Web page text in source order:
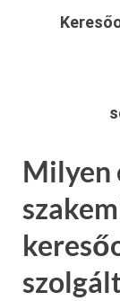
Milyen